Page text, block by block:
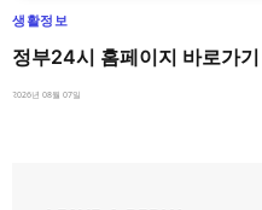
생활정보
정부24시 홈페이지 바로가기
2026년 08월 07일